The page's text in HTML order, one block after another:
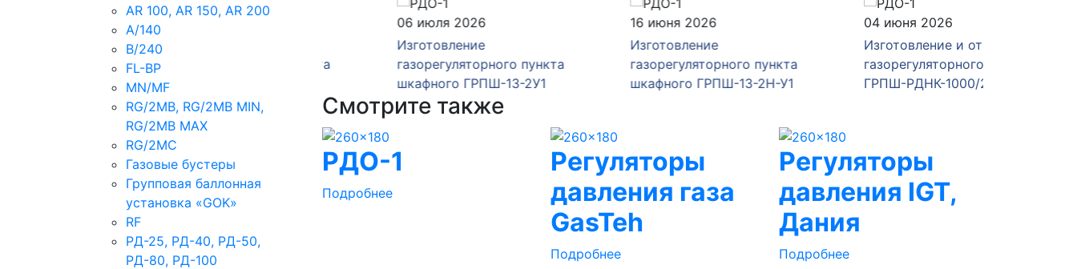
AR 100, AR 150, AR 200
A/140
B/240
FL-BP
MN/MF
RG/2MB, RG/2MB MIN,
RG/2MB MAX
RG/2MC
Газовые бустеры
Групповая баллонная
установка «GOK»
RF
РД-25, РД-40, РД-50,
РД-80, РД-100
14 июля 2026
Изготовление
газорегуляторного пункта
шкафного ГРПШ-10-2У1
06 июля 2026
Изготовление
газорегуляторного пункта
шкафного ГРПШ-13-2У1
16 июня 2026
Изготовление
газорегуляторного пункта
шкафного ГРПШ-13-2Н-У1
04 июня 2026
Изготовление и отгрузка
газорегуляторного пункта
ГРПШ-РДНК-1000/2
Смотрите также
РДО-1
Подробнее
Регуляторы
давления газа
GasTeh
Подробнее
Регуляторы
давления IGT,
Дания
Подробнее